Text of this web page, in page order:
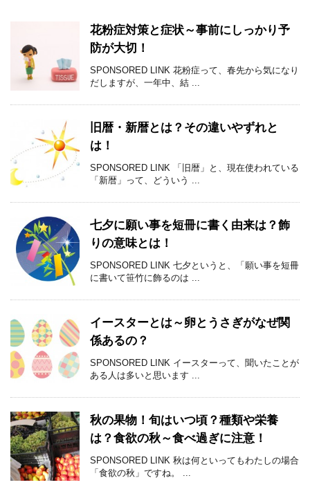
花粉症対策と症状～事前にしっかり予
防が大切！
SPONSORED LINK 花粉症って、春先から気になり
だしますが、一年中、結 ...
旧暦・新暦とは？その違いやずれと
は！
SPONSORED LINK 「旧暦」と、現在使われている
「新暦」って、どういう ...
七夕に願い事を短冊に書く由来は？飾
りの意味とは！
SPONSORED LINK 七夕というと、「願い事を短冊
に書いて笹竹に飾るのは ...
イースターとは～卵とうさぎがなぜ関
係あるの？
SPONSORED LINK イースターって、聞いたことが
ある人は多いと思います ...
秋の果物！旬はいつ頃？種類や栄養
は？食欲の秋～食べ過ぎに注意！
SPONSORED LINK 秋は何といってもわたしの場合
「食欲の秋」ですね。 ...